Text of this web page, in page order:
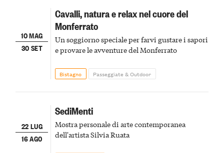
10 MAG
30 SET
Cavalli, natura e relax nel cuore del
Monferrato
Un soggiorno speciale per farvi gustare i sapori
e provare le avventure del Monferrato
Bistagno Passeggiate & Outdoor
22 LUG
16 AGO
SediMenti
Mostra personale di arte contemporanea
dell'artista Silvia Ruata